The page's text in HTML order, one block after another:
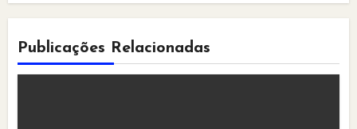
Publicações Relacionadas